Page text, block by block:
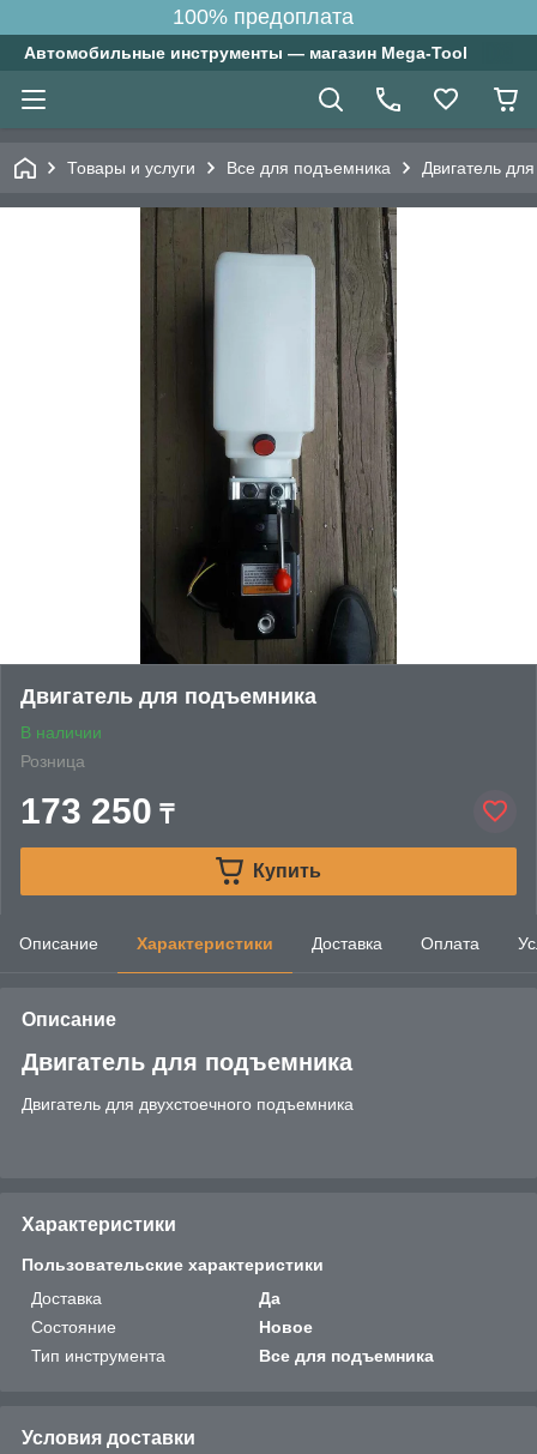
100% предоплата
Автомобильные инструменты — магазин Mega-Tool
Товары и услуги Все для подъемника Двигатель
Двигатель для подъемника
В наличии
Розница
173 250 ₸
Купить
Описание Характеристики Доставка Оплата
Описание
Двигатель для подъемника
Двигатель для двухстоечного подъемника
Характеристики
Пользовательские характеристики
Доставка
Да
Состояние
Новое
Тип инструмента
Все для подъемника
Условия доставки